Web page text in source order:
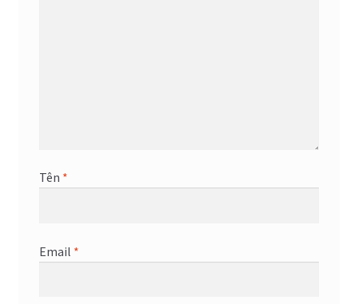
Tên *
Email *